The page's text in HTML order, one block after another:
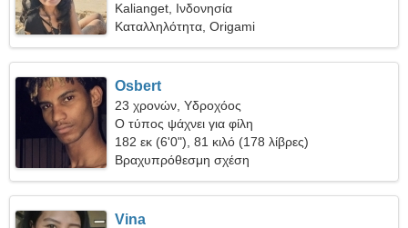
Kalianget, Ινδονησία
Καταλληλότητα, Origami
Osbert
23 χρονών, Υδροχόος
Ο τύπος ψάχνει για φίλη
182 εκ (6'0"), 81 κιλό (178 λίβρες)
Βραχυπρόθεσμη σχέση
Vina